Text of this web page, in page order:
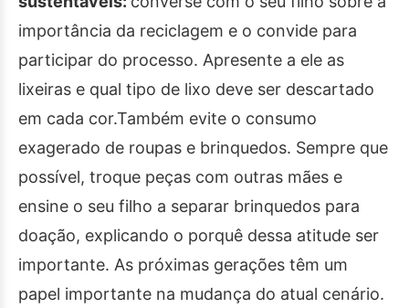
importância da reciclagem e o convide para
participar do processo. Apresente a ele as
lixeiras e qual tipo de lixo deve ser descartado
em cada cor.Também evite o consumo
exagerado de roupas e brinquedos. Sempre que
possível, troque peças com outras mães e
ensine o seu filho a separar brinquedos para
doação, explicando o porquê dessa atitude ser
importante. As próximas gerações têm um
papel importante na mudança do atual cenário.